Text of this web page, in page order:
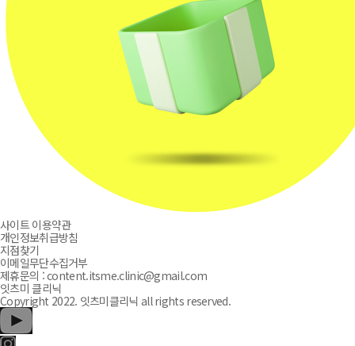
사이트 이용약관
개인정보취급방침
지점찾기
이메일무단수집거부
제휴문의 : content.itsme.clinic@gmail.com
잇츠미 클리닉
Copyright 2022. 잇츠미클리닉 all rights reserved.